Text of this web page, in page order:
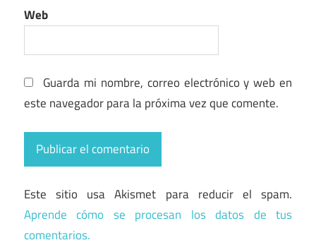
Web
Guarda mi nombre, correo electrónico y web en
este navegador para la próxima vez que comente.
Este sitio usa Akismet para reducir el spam.
Aprende cómo se procesan los datos de tus
comentarios.